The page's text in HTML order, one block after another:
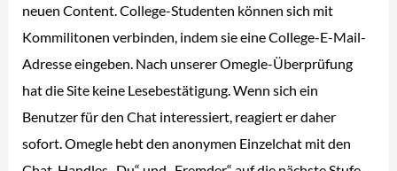
neuen Content. College-Studenten können sich mit
Kommilitonen verbinden, indem sie eine College-E-Mail-
Adresse eingeben. Nach unserer Omegle-Überprüfung
hat die Site keine Lesebestätigung. Wenn sich ein
Benutzer für den Chat interessiert, reagiert er daher
sofort. Omegle hebt den anonymen Einzelchat mit den